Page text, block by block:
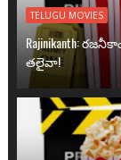
TELUGU MOVIES
Rajinikanth:
తలైవా!